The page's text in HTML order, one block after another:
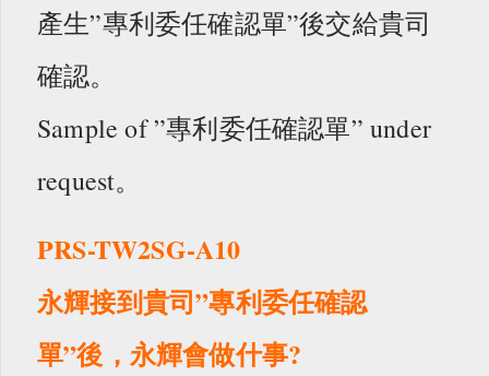
產生”專利委任確認單”後交給貴司
確認。
Sample of ”專利委任確認單” under
request。
PRS-TW2SG-A10
永輝接到貴司”專利委任確認
單”後，永輝會做什事?